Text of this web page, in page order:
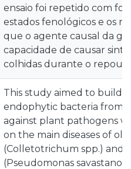
ensaio foi repetido com
estados fenológicos e os
que o agente causal da
capacidade de causar
colhidas durante o
This study aimed to build
endophytic bacteria from
against plant pathogens
on the main diseases of
(Colletotrichum spp.) and
(Pseudomonas savastanoi